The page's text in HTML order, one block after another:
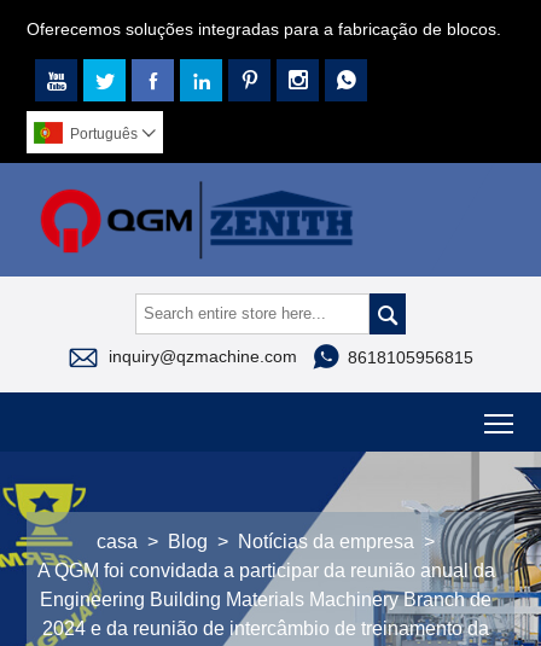
Oferecemos soluções integradas para a fabricação de blocos.
      
Português 

 inquiry@qzmachine.com  8618105956815
casa > Blog > Notícias da empresa >
A QGM foi convidada a participar da reunião anual da
Engineering Building Materials Machinery Branch de
2024 e da reunião de intercâmbio de treinamento da